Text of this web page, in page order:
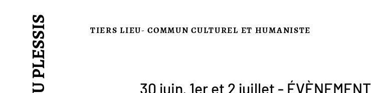
TIERS LIEU- COMMUN CULTUREL ET HUMANISTE
30 juin, 1er et 2 juillet -